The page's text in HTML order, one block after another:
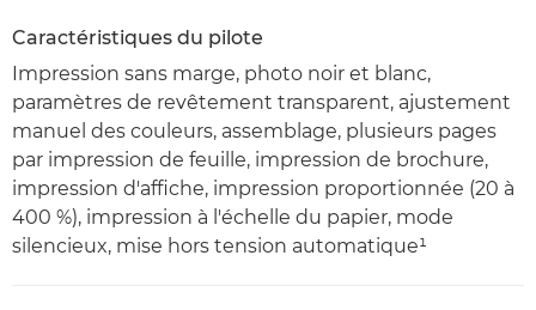
Caractéristiques du pilote
Impression sans marge, photo noir et blanc,
paramètres de revêtement transparent, ajustement
manuel des couleurs, assemblage, plusieurs pages
par impression de feuille, impression de brochure,
impression d'affiche, impression proportionnée (20 à
400 %), impression à l'échelle du papier, mode
silencieux, mise hors tension automatique¹